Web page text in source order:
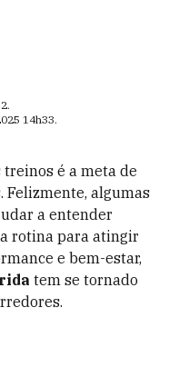
.
14h33.
é a meta de
Felizmente, algumas
a entender
rotina para atingir
e bem-estar,
tem se tornado